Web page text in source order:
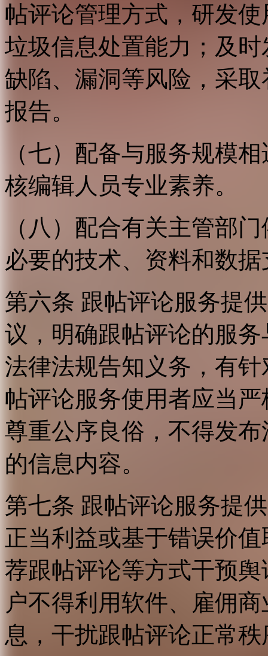
帖评论管理方式，研发
垃圾信息处置能力；及
缺陷、漏洞等风险，采
报告。
（七）配备与服务规模
核编辑人员专业素养。
（八）配合有关主管部
必要的技术、资料和数
第六条 跟帖评论服务提
议，明确跟帖评论的服
法律法规告知义务，有
帖评论服务使用者应当
尊重公序良俗，不得发
的信息内容。
第七条 跟帖评论服务提
正当利益或基于错误价
荐跟帖评论等方式干预
户不得利用软件、雇佣
息，干扰跟帖评论正常